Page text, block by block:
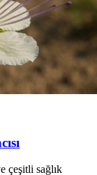
çeşitli sağlık